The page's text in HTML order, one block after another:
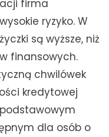
firma
ryzyko. W
są wyższe, niż
finansowych.
chwilówek
kredytowej
dla osób o